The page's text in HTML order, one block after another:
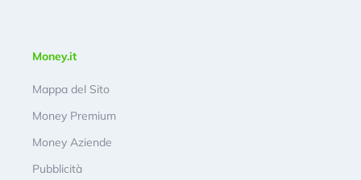
Money.it
Mappa del Sito
Money Premium
Money Aziende
Pubblicità